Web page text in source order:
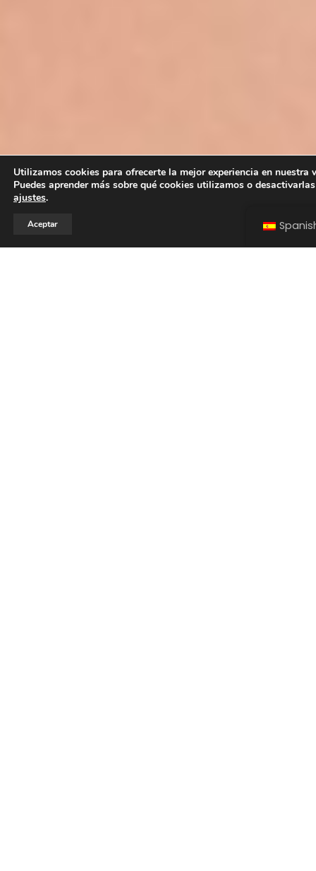
Utilizamos cookies para ofrecerte la mejor experiencia en nuestra
Puedes aprender más sobre qué cookies utilizamos o
ajustes.
Aceptar